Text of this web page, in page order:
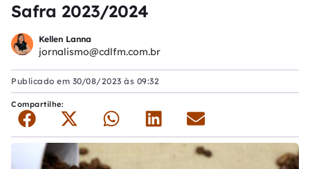
Safra 2023/2024
Kellen Lanna
jornalismo@cdlfm.com.br
Publicado em 30/08/2023 às 09:32
Compartilhe: